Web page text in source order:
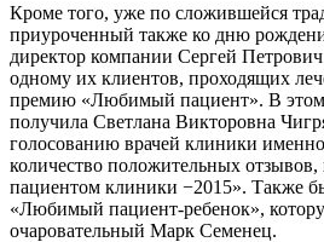
Кроме того, уже по сложившейся
приуроченный также ко дню
директор компании Сергей
одному их клиентов, проходящих
премию «Любимый пациент». В этом
получила Светлана Викторовна
голосованию врачей клиники
количество положительных
пациентом клиники −2015». Также
«Любимый пациент-ребенок»,
очаровательный Марк Семенец.